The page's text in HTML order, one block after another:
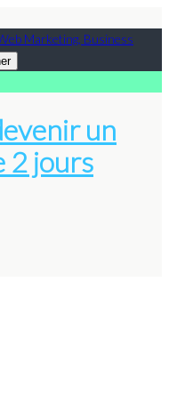
Marketing, Business
un
2 jours